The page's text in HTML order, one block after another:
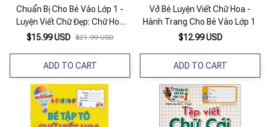
Chuẩn Bị Cho Bé Vào Lớp 1 -
Luyện Viết Chữ Đẹp: Chữ Hoa
(Tái Bản 2020)
$15.99 USD $21.99 USD
ADD TO CART
Vở Bé Luyện Viết Chữ Hoa -
Hành Trang Cho Bé Vào Lớp 1
$12.99 USD
ADD TO CART